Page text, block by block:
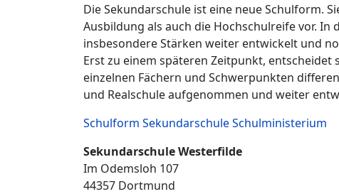
Die Sekundarschule ist eine neue Schulform.
Ausbildung als auch die Hochschulreife vor.
insbesondere Stärken weiter entwickelt und
Erst zu einem späteren Zeitpunkt, entscheidet
einzelnen Fächern und Schwerpunkten
und Realschule aufgenommen und weiter
Schulform Sekundarschule Schulministerium
Sekundarschule Westerfilde
Im Odemsloh 107
44357 Dortmund